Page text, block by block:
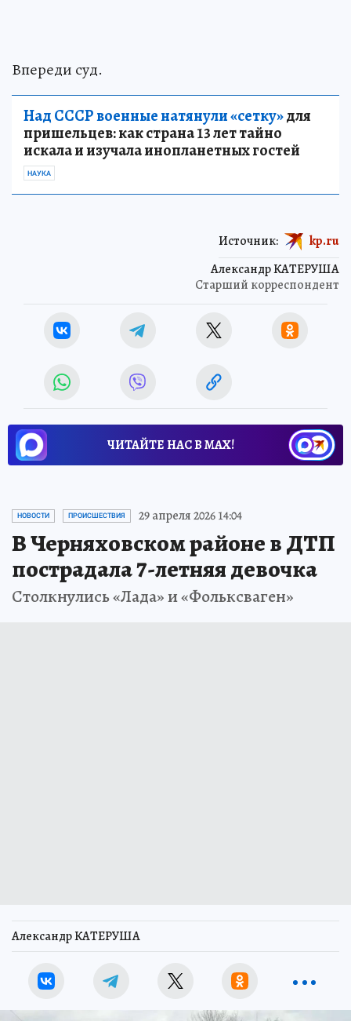
Впереди суд.
Над СССР военные натянули «сетку»для
пришельцев: как страна 13 лет тайно
искала и изучала инопланетных гостей
Александр КАТЕРУША
Источник: kp.ru
НОВОСТИ ПРОИСШЕСТВИЯ 29 апреля 2026 14:04
В Черняховском районе в ДТП
пострадала 7-летняя девочка